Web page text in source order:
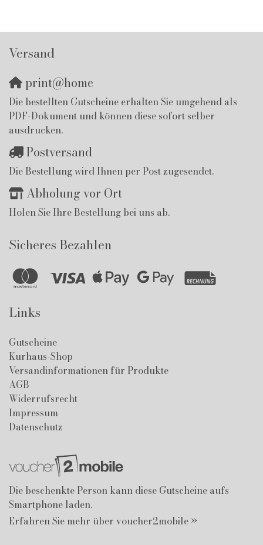
Versand
print@home
Die bestellten Gutscheine erhalten Sie umgehend als
PDF-Dokument und können diese sofort selber
ausdrucken.
Postversand
Die Bestellung wird Ihnen per Post zugesendet.
Abholung vor Ort
Holen Sie Ihre Bestellung bei uns ab.
Sicheres Bezahlen
Links
Gutscheine
Kurhaus-Shop
Versandinformationen für Produkte
AGB
Widerrufsrecht
Impressum
Datenschutz
Die beschenkte Person kann diese Gutscheine aufs
Smartphone laden.
Erfahren Sie mehr über voucher2mobile »